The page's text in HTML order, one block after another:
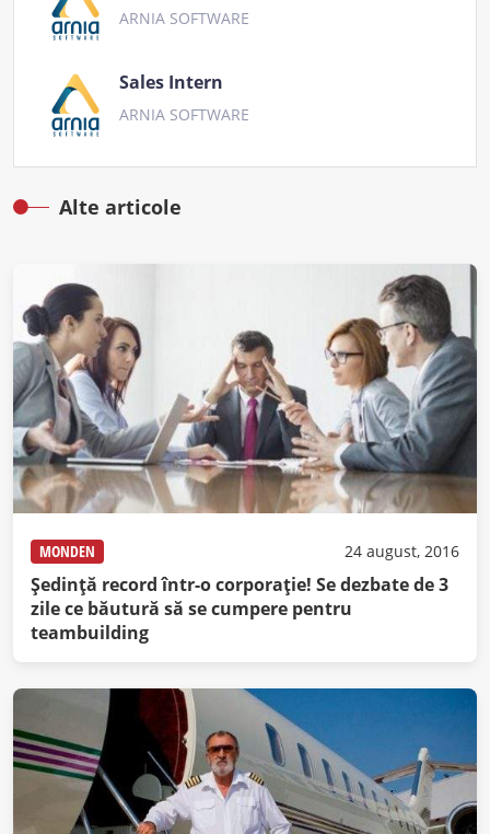
ARNIA SOFTWARE
Sales Intern
ARNIA SOFTWARE
Alte articole
MONDEN 24 august, 2016
Ședință record într-o corporație! Se dezbate de 3
zile ce băutură să se cumpere pentru
teambuilding